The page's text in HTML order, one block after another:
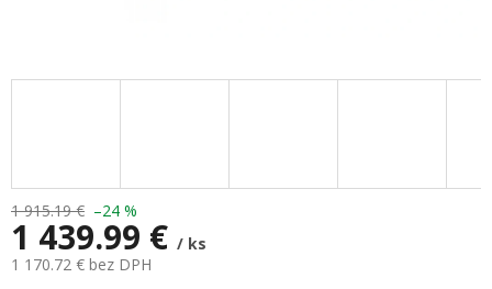
1 915.19 € –24 %
1 439.99 € / ks
1 170.72 € bez DPH